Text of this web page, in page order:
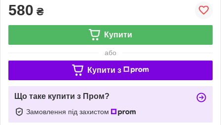
580 ₴
Купити
або
Купити з
Що таке купити з Пром?
Замовлення під захистом